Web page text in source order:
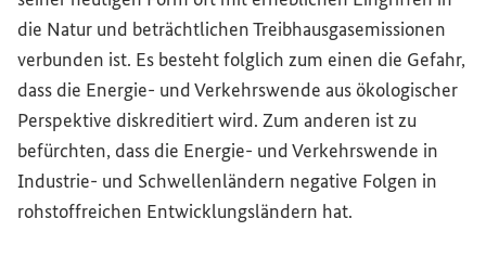
die Natur und beträchtlichen Treibhausgasemissionen
verbunden ist. Es besteht folglich zum einen die Gefahr,
dass die Energie- und Verkehrswende aus ökologischer
Perspektive diskreditiert wird. Zum anderen ist zu
befürchten, dass die Energie- und Verkehrswende in
Industrie- und Schwellenländern negative Folgen in
rohstoffreichen Entwicklungsländern hat.